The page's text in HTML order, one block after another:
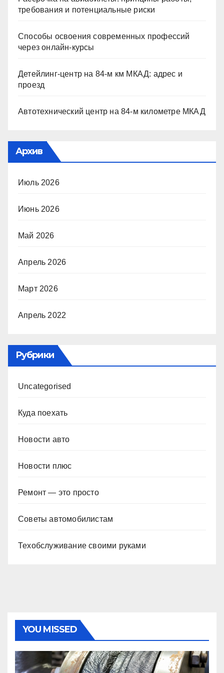
требования и потенциальные риски
Способы освоения современных профессий
через онлайн-курсы
Детейлинг-центр на 84-м км МКАД: адрес и
проезд
Автотехнический центр на 84-м километре МКАД
Архив
Июль 2026
Июнь 2026
Май 2026
Апрель 2026
Март 2026
Апрель 2022
Рубрики
Uncategorised
Куда поехать
Новости авто
Новости плюс
Ремонт — это просто
Советы автомобилистам
Техобслуживание своими руками
YOU MISSED